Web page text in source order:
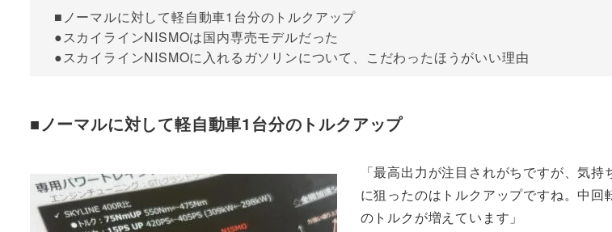
■ノーマルに対して軽自動車1台分のトルクアップ
●スカイラインNISMOは国内専売モデルだった
●スカイラインNISMOに入れるガソリンについて、こだわったほうがいい理由
■ノーマルに対して軽自動車1台分のトルクアップ
「最高出力が注目されがちですが、気
に狙ったのはトルクアップですね。中
のトルクが増えています」